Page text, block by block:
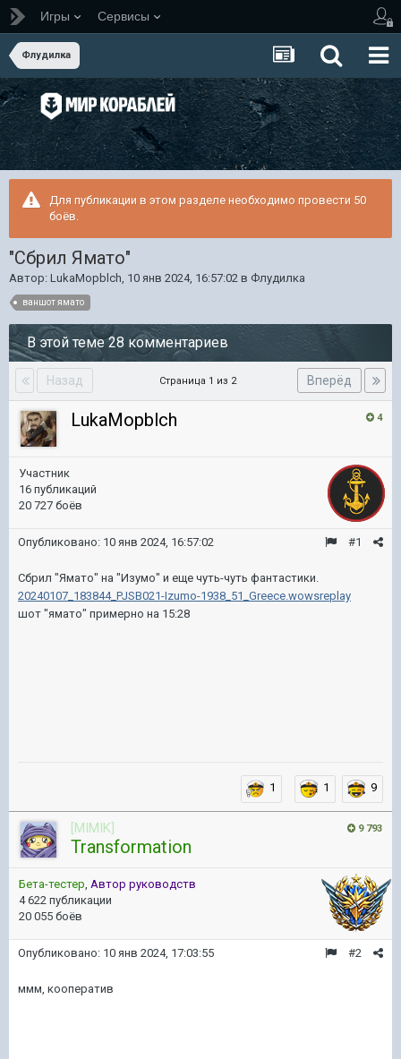
Игры Сервисы
Флудилка
Для публикации в этом разделе необходимо провести 50
боёв.
"Сбрил Ямато"
Автор: LukaMopblch, 10 янв 2024, 16:57:02 в Флудилка
ваншот ямато
В этой теме 28 комментариев
Назад Вперёд
Страница 1 из 2
4
LukaMopblch
Участник
16 публикаций
20 727 боёв
#1
Опубликовано: 10 янв 2024, 16:57:02
Сбрил "Ямато" на "Изумо" и еще чуть-чуть фантастики.
20240107_183844_PJSB021-Izumo-1938_51_Greece.wowsreplay
шот "ямато" примерно на 15:28
1 1 9
9 793
[MIMIK]
Transformation
Бета-тестер Автор руководств
4 622 публикации
20 055 боёв
#2
Опубликовано: 10 янв 2024, 17:03:55
ммм, кооператив